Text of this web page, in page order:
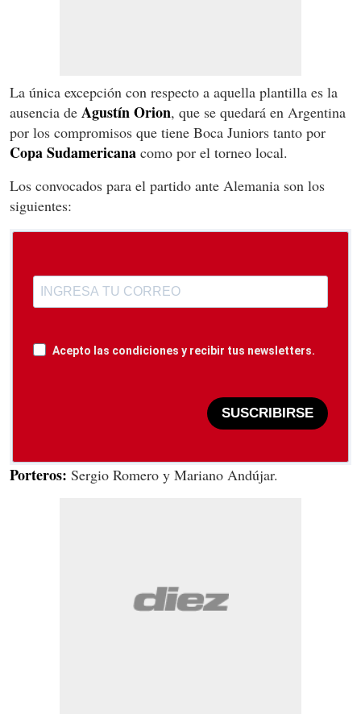
La única excepción con respecto a aquella plantilla es la
ausencia de Agustín Orion, que se quedará en Argentina
por los compromisos que tiene Boca Juniors tanto por
Copa Sudamericana como por el torneo local.
Los convocados para el partido ante Alemania son los
siguientes:
Acepto las condiciones y recibir tus newsletters.
SUSCRIBIRSE
Porteros: Sergio Romero y Mariano Andújar.